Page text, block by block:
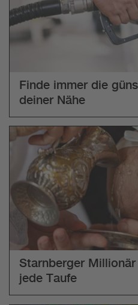
Finde immer die
deiner Nähe
Starnberger
jede Taufe